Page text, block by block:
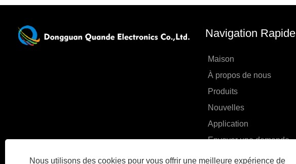
Nous utilisons des cookies pour vous offrir une meilleure expérience de
Navigation Rapide
Maison
À propos de nous
Produits
Nouvelles
Application
Envoyer une demande
Contactez-nous